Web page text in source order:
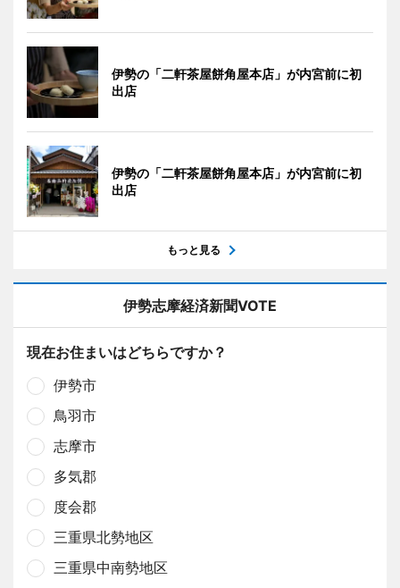
伊勢の「二軒茶屋餅角屋本店」が内宮前に初
出店
伊勢の「二軒茶屋餅角屋本店」が内宮前に初
出店
もっと見る
伊勢志摩経済新聞VOTE
現在お住まいはどちらですか？
伊勢市
鳥羽市
志摩市
多気郡
度会郡
三重県北勢地区
三重県中南勢地区